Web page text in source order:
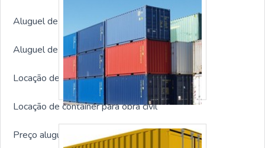
Aluguel de container para obra preço
Aluguel de container preço
Locação de container para construção civil
Locação de container para obra civil
Preço aluguel container obra sp